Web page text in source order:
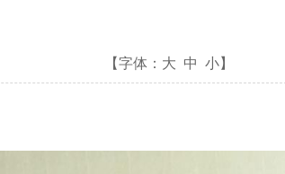
【字体： 大 中 小】